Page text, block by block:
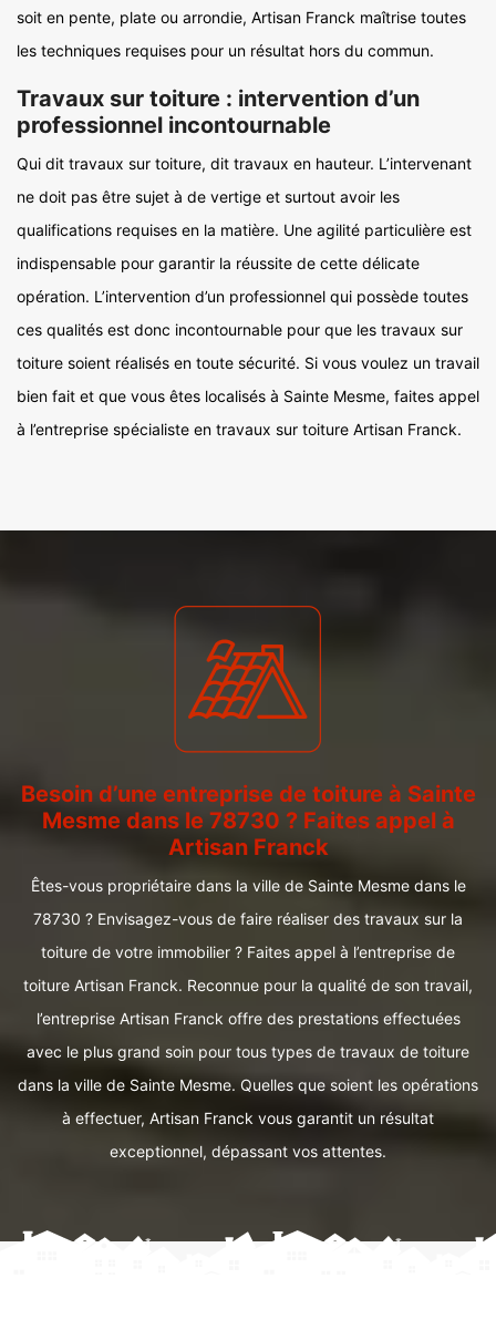
soit en pente, plate ou arrondie, Artisan Franck maîtrise toutes
les techniques requises pour un résultat hors du commun.
Travaux sur toiture : intervention d’un
professionnel incontournable
Qui dit travaux sur toiture, dit travaux en hauteur. L’intervenant
ne doit pas être sujet à de vertige et surtout avoir les
qualifications requises en la matière. Une agilité particulière est
indispensable pour garantir la réussite de cette délicate
opération. L’intervention d’un professionnel qui possède toutes
ces qualités est donc incontournable pour que les travaux sur
toiture soient réalisés en toute sécurité. Si vous voulez un travail
bien fait et que vous êtes localisés à Sainte Mesme, faites appel
à l’entreprise spécialiste en travaux sur toiture Artisan Franck.
Besoin d’une entreprise de toiture à Sainte
Mesme dans le 78730 ? Faites appel à
Artisan Franck
Êtes-vous propriétaire dans la ville de Sainte Mesme dans le
78730 ? Envisagez-vous de faire réaliser des travaux sur la
toiture de votre immobilier ? Faites appel à l’entreprise de
toiture Artisan Franck. Reconnue pour la qualité de son travail,
l’entreprise Artisan Franck offre des prestations effectuées
avec le plus grand soin pour tous types de travaux de toiture
dans la ville de Sainte Mesme. Quelles que soient les opérations
à effectuer, Artisan Franck vous garantit un résultat
exceptionnel, dépassant vos attentes.